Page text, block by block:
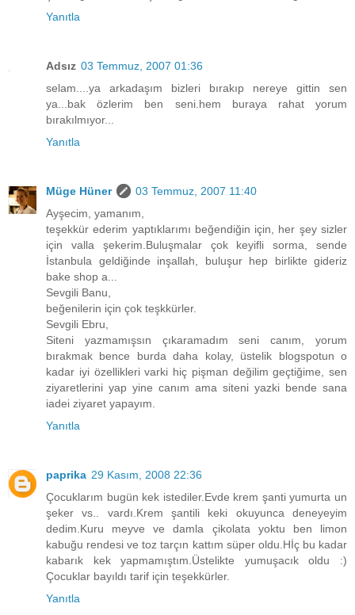
Yanıtla
Adsız 03 Temmuz, 2007 01:36
selam....ya arkadaşım bizleri bırakıp nereye gittin sen
ya...bak özlerim ben seni.hem buraya rahat yorum
bırakılmıyor...
Yanıtla
Müge Hüner
03 Temmuz, 2007 11:40
Ayşecim, yamanım,
teşekkür ederim yaptıklarımı beğendiğin için, her şey sizler
için valla şekerim.Buluşmalar çok keyifli sorma, sende
İstanbula geldiğinde inşallah, buluşur hep birlikte gideriz
bake shop a...
Sevgili Banu,
beğenilerin için çok teşkkürler.
Sevgili Ebru,
Siteni yazmamışsın çıkaramadım seni canım, yorum
bırakmak bence burda daha kolay, üstelik blogspotun o
kadar iyi özellikleri varki hiç pişman değilim geçtiğime, sen
ziyaretlerini yap yine canım ama siteni yazki bende sana
iadei ziyaret yapayım.
Yanıtla
paprika 29 Kasım, 2008 22:36
Çocuklarım bugün kek istediler.Evde krem şanti yumurta un
şeker vs.. vardı.Krem şantili keki okuyunca deneyeyim
dedim.Kuru meyve ve damla çikolata yoktu ben limon
kabuğu rendesi ve toz tarçın kattım süper oldu.Hİç bu kadar
kabarık kek yapmamıştım.Üstelikte yumuşacık oldu :)
Çocuklar bayıldı tarif için teşekkürler.
Yanıtla